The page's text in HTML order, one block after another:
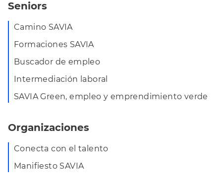
Seniors
Camino SAVIA
Formaciones SAVIA
Buscador de empleo
Intermediación laboral
SAVIA Green, empleo y emprendimiento verde
Organizaciones
Conecta con el talento
Manifiesto SAVIA